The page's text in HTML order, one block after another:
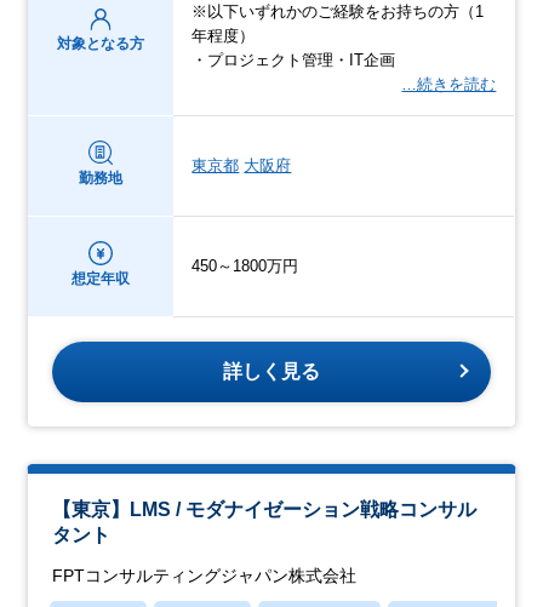
対象となる方
※以下いずれかのご経験をお持ちの方（1
年程度）
・プロジェクト管理・IT企画
…続きを読む
勤務地
東京都 大阪府
想定年収
450～1800万円
詳しく見る
【東京】LMS / モダナイゼーション戦略コンサル
タント
FPTコンサルティングジャパン株式会社